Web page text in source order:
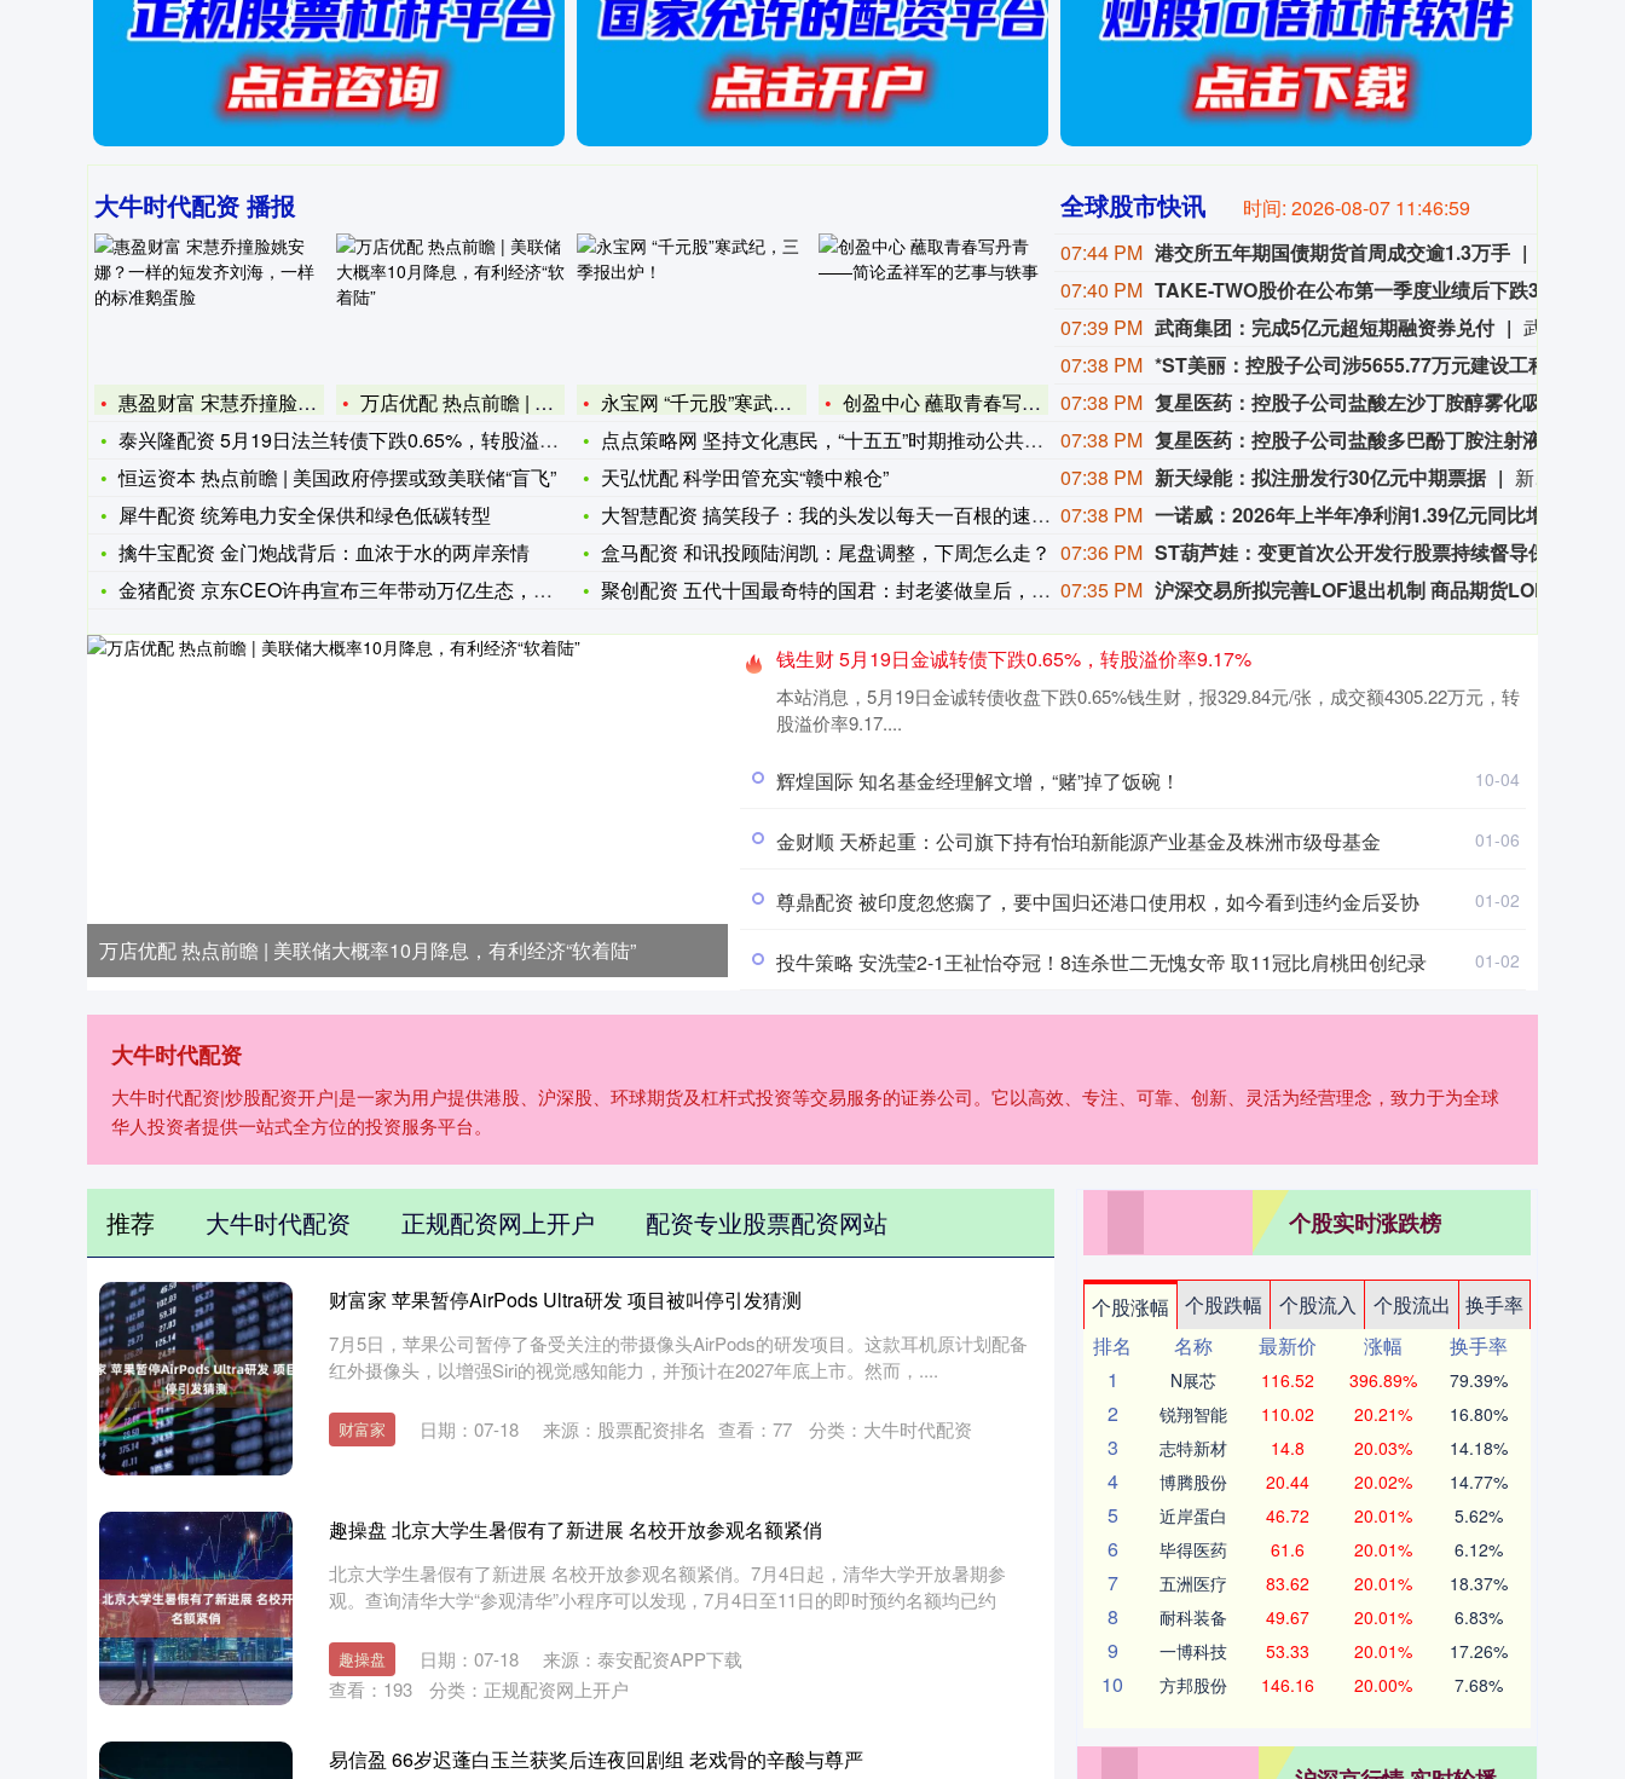
大牛时代配资 播报
惠盈财富 宋慧乔撞脸姚安娜？一样的短发齐刘海，一样的标准鹅蛋
万店优配 热点前瞻 | 美联储大概率10月降息，有利经济“软
泰兴隆配资 5月19日法兰转债下跌0.65%，转股溢价率3.
恒运资本 热点前瞻 | 美国政府停摆或致美联储“盲飞”
犀牛配资 统筹电力安全保供和绿色低碳转型
擒牛宝配资 金门炮战背后：血浓于水的两岸亲情
金猪配资 京东CEO许冉宣布三年带动万亿生态，这款新品“会发
永宝网 “千元股”寒武纪，三季报出炉！
创盈中心 蘸取青春写丹青——简论孟祥军的艺事与轶事
点点策略网 坚持文化惠民，“十五五”时期推动公共文化服务提质
天弘忧配 科学田管充实“赣中粮仓”
大智慧配资 搞笑段子：我的头发以每天一百根的速度向我提出辞职
盒马配资 和讯投顾陆润凯：尾盘调整，下周怎么走？
聚创配资 五代十国最奇特的国君：封老婆做皇后，自己只称王不称
全球股市快讯 时间: 2026-08-07 11:47:00
07:44 PM 港交所五年期国债期货首周成交逾1.3万手
07:40 PM
07:39 PM 武商集团：完成5亿元超短期融资券兑付
07:38 PM
07:38 PM
07:38 PM
07:38 PM 新天绿能：拟注册发行30亿元中期票据
新天绿能公告称，公司拟申请注册发行总额30亿元的中期票据，期限不超5年，资金用于项目建设支出、偿债、补流等。发行按面值，利率依簿记建档结果确定，发行对象为全国银行间债券市场机构投资者，不设担保。本次注册发行已获董事会通过，报中国银行间市场交易商协会获准注册后方可实施，最终方案以协会注册通知书为准。
07:38 PM
07:36 PM
07:35 PM
万店优配 热点前瞻 | 美联储大概率10月降息，有利经济“软着陆”
钱生财 5月19日金诚转债下跌0.65%，转股溢价率9.17%
本站消息，5月19日金诚转债收盘下跌0.65%钱生财，报329.84元/张，成交额4305.22万元，转
股溢价率9.17....
辉煌国际 知名基金经理解文增，“赌”掉了饭碗！ 10-04
金财顺 天桥起重：公司旗下持有怡珀新能源产业基金及株洲市级母基金 01-06
尊鼎配资 被印度忽悠瘸了，要中国归还港口使用权，如今看到违约金后妥协 01-02
投牛策略 安洗莹2-1王祉怡夺冠！8连杀世二无愧女帝 取11冠比肩桃田创纪录 01-02
大牛时代配资
大牛时代配资|炒股配资开户|是一家为用户提供港股、沪深股、环球期货及杠杆式投资等交易服务的证券公司。它以高效、专注、可靠、创新、灵活为经营理念，致力于为全球
华人投资者提供一站式全方位的投资服务平台。
推荐 大牛时代配资 正规配资网上开户 配资专业股票配资网站
财富家 苹果暂停AirPods Ultra研发 项目被叫停引发猜测
7月5日，苹果公司暂停了备受关注的带摄像头AirPods的研发项目。这款耳机原计划配备
红外摄像头，以增强Siri的视觉感知能力，并预计在2027年底上市。然而，....
财富家 日期：07-18 来源：股票配资排名 查看： 77 分类： 大牛时代配资
趣操盘 北京大学生暑假有了新进展 名校开放参观名额紧俏
北京大学生暑假有了新进展 名校开放参观名额紧俏。7月4日起，清华大学开放暑期参
观。查询清华大学“参观清华”小程序可以发现，7月4日至11日的即时预约名额均已约
趣操盘 日期：07-18
来源：泰安配资APP下载
查看： 193 分类： 正规配资网上开户
易信盈 66岁迟蓬白玉兰获奖后连夜回剧组 老戏骨的辛酸与尊严
个股实时涨跌榜
个股涨幅 个股跌幅 个股流入 个股流出
换手率
排名
名称 最新价 涨幅
换手率
1
N展芯 116.52 396.89% 79.39%
2 锐翔智能 110.02 20.21% 16.80%
3 志特新材 14.8 20.03% 14.18%
4 博腾股份 20.44 20.02% 14.77%
5 近岸蛋白 46.72 20.01% 5.62%
6 毕得医药 61.6 20.01% 6.12%
7 五洲医疗 83.62 20.01% 18.37%
8 耐科装备 49.67 20.01% 6.83%
9 一博科技 53.33 20.01% 17.26%
10 方邦股份 146.16 20.00% 7.68%